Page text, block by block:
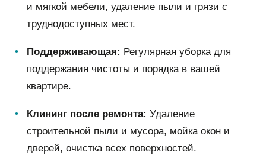
и мягкой мебели, удаление пыли и грязи с
труднодоступных мест.
Поддерживающая: Регулярная уборка для
поддержания чистоты и порядка в вашей
квартире.
Клининг после ремонта: Удаление
строительной пыли и мусора, мойка окон и
дверей, очистка всех поверхностей.